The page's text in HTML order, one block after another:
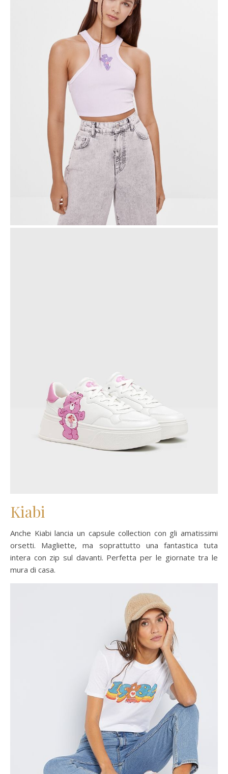
Kiabi
Anche Kiabi lancia un capsule collection con gli amatissimi
orsetti. Magliette, ma soprattutto una fantastica tuta
intera con zip sul davanti. Perfetta per le giornate tra le
mura di casa.